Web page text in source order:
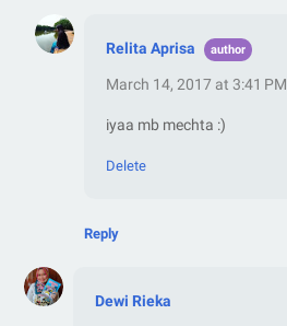
Relita Aprisa
March 14, 2017 at 3:41 PM
iyaa mb mechta :)
Delete
Reply
Dewi Rieka